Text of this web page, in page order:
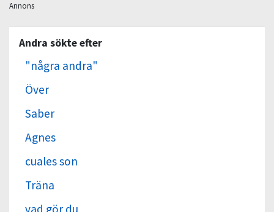
Annons
Andra sökte efter
"några andra"
Över
Saber
Agnes
cuales son
Träna
vad gör du